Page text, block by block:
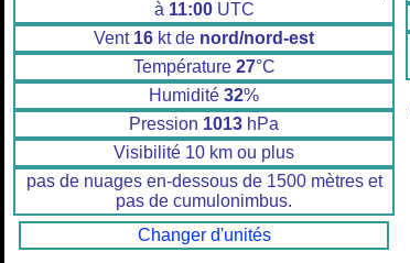
à 11:00UTC
Vent 16 kt de nord/nord-est
Température 27°C
Humidité 32%
Pression 1013 hPa
Visibilité 10 km ou plus
pas de nuages en-dessous de 1500 mètres et
pas de cumulonimbus.
Changer d'unités